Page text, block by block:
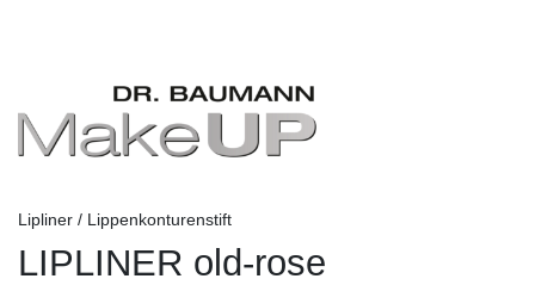
Lipliner / Lippenkonturenstift
LIPLINER old-rose